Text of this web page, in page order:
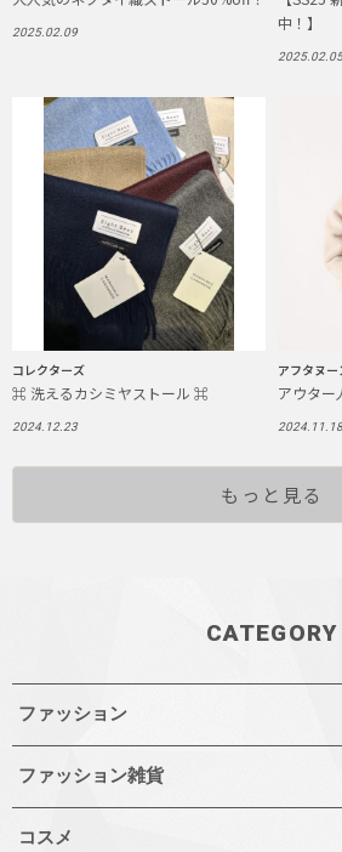
2025.02.09
中！】
2025.02.05
コレクターズ
⌘ 洗えるカシミヤストール ⌘
2024.12.23
アフタヌ
アウター
2024.11.18
もっと見る
CATEGORY
ファッション
ファッション雑貨
コスメ